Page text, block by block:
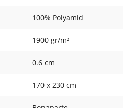
100% Polyamid
1900 gr/m²
0.6 cm
170 x 230 cm